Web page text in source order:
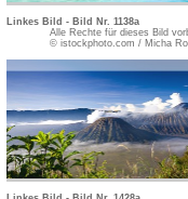
Linkes Bild - Bild Nr. 1138a
Alle Rechte für dieses Bild
© istockphoto.com / Micha